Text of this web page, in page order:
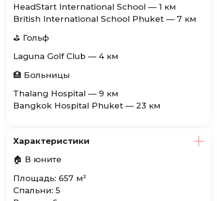
HeadStart International School — 1 км
British International School Phuket — 7 км
⛳ Гольф
Laguna Golf Club — 4 км
🏥 Больницы
Thalang Hospital — 9 км
Bangkok Hospital Phuket — 23 км
Характеристики
🏠 В юните
Площадь: 657 м²
Спальни: 5